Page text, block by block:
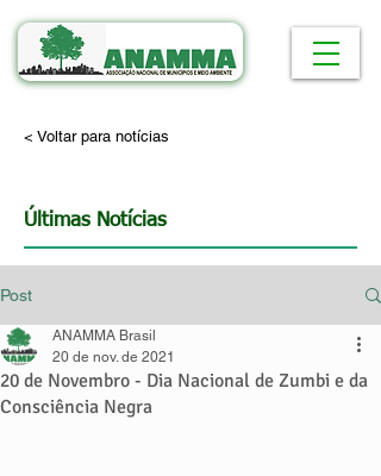
< Voltar para notícias
Últimas Notícias
Post
20 de Novembro - Dia Nacional de Zumbi e da
Consciência Negra
ANAMMA Brasil
20 de nov. de 2021